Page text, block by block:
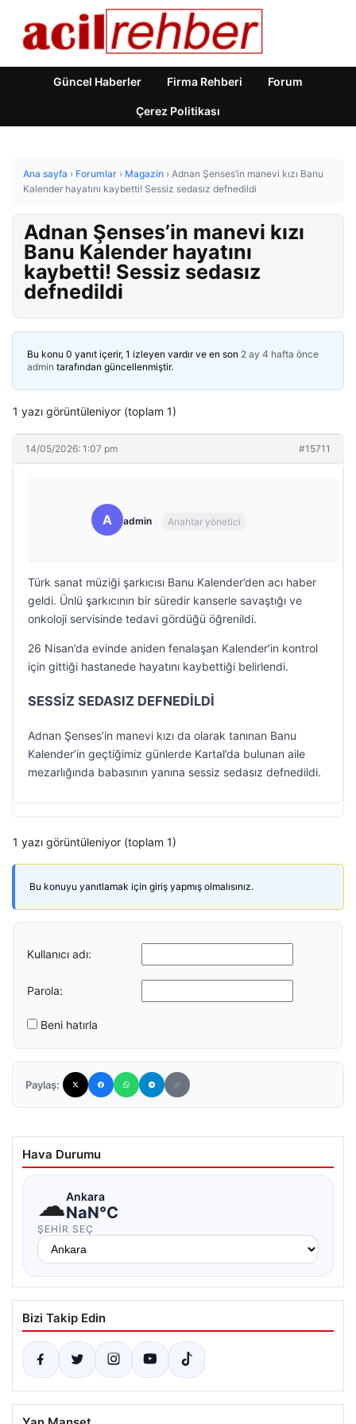
Güncel Haberler Firma Rehberi Forum
Çerez Politikası
Ana sayfa › Forumlar › Magazin › Adnan Şenses’in manevi kızı Banu
Kalender hayatını kaybetti! Sessiz sedasız defnedildi
Adnan Şenses’in manevi kızı
Banu Kalender hayatını
kaybetti! Sessiz sedasız
defnedildi
Bu konu 0 yanıt içerir, 1 izleyen vardır ve en son 2 ay 4 hafta önce
admin tarafından güncellenmiştir.
1 yazı görüntüleniyor (toplam 1)
14/05/2026: 1:07 pm #15711
A admin Anahtar yönetici
Türk sanat müziği şarkıcısı Banu Kalender’den acı haber
geldi. Ünlü şarkıcının bir süredir kanserle savaştığı ve
onkoloji servisinde tedavi gördüğü öğrenildi.
26 Nisan’da evinde aniden fenalaşan Kalender’in kontrol
için gittiği hastanede hayatını kaybettiği belirlendi.
SESSİZ SEDASIZ DEFNEDİLDİ
Adnan Şenses’in manevi kızı da olarak tanınan Banu
Kalender’in geçtiğimiz günlerde Kartal’da bulunan aile
mezarlığında babasının yanına sessiz sedasız defnedildi.
1 yazı görüntüleniyor (toplam 1)
Bu konuyu yanıtlamak için giriş yapmış olmalısınız.
Kullanıcı adı:
Parola:
Beni hatırla
Paylaş:
Hava Durumu
☁Ankara
NaN°C
ŞEHIR SEÇ
Bizi Takip Edin